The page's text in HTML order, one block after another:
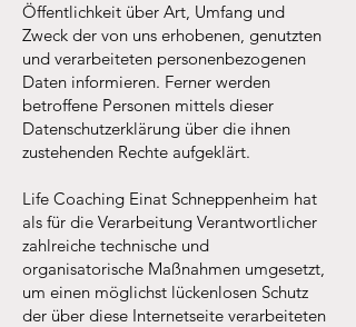
Öffentlichkeit über Art, Umfang und
Zweck der von uns erhobenen, genutzten
und verarbeiteten personenbezogenen
Daten informieren. Ferner werden
betroffene Personen mittels dieser
Datenschutzerklärung über die ihnen
zustehenden Rechte aufgeklärt.
Life Coaching Einat Schneppenheim hat
als für die Verarbeitung Verantwortlicher
zahlreiche technische und
organisatorische Maßnahmen umgesetzt,
um einen möglichst lückenlosen Schutz
der über diese Internetseite verarbeiteten